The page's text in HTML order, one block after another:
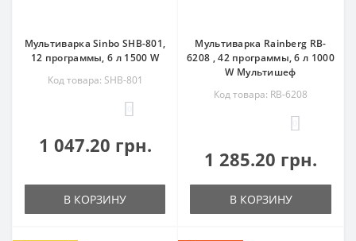
Мультиварка Sinbo SHB-801,
12 программы, 6 л 1500 W
Код товара: SHB-801
1 047.20 грн.
В КОРЗИНУ
Мультиварка Rainberg RB-
6208 , 42 программы, 6 л 1000
W Мультишеф
Код товара: RB-6208
1 285.20 грн.
В КОРЗИНУ